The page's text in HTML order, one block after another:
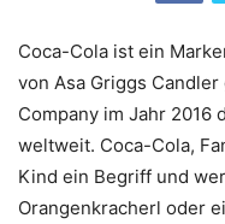
Coca-Cola ist ein
von Asa Griggs
Company im Jahr
weltweit. Coca-Cola,
Kind ein Begriff und
Orangenkracherl oder